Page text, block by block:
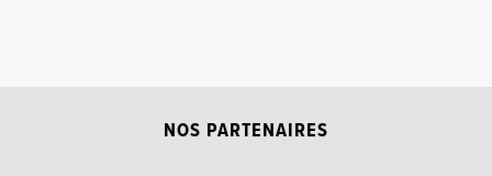
NOS PARTENAIRES